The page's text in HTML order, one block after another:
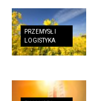
PRZEMYSŁ I
LOGISTYKA